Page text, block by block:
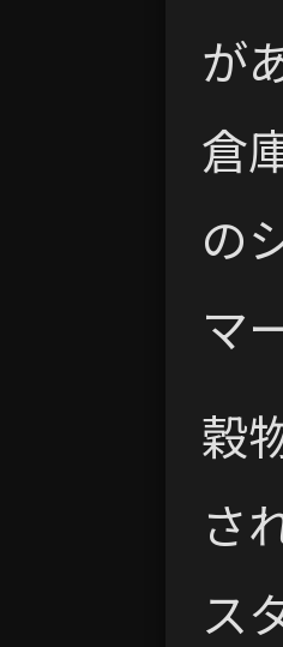
が
倉
の
マ
穀
さ
ス